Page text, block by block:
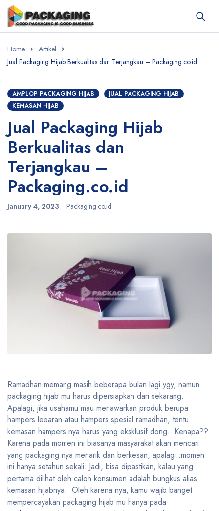
Home
Artikel
Jual Packaging Hijab Berkualitas dan Terjangkau – Packaging.co.id
AMPLOP PACKAGING HIJAB
JUAL PACKAGING HIJAB
KEMASAN HIJAB
Jual Packaging Hijab
Berkualitas dan
Terjangkau –
Packaging.co.id
January 4, 2023 Packaging.co.id
Ramadhan memang masih beberapa bulan lagi ygy, namun
packaging hijab mu harus dipersiapkan dari sekarang.
Apalagi, jika usahamu mau menawarkan produk berupa
hampers lebaran atau hampers spesial ramadhan, tentu
kemasan hampers nya harus yang eksklusif dong. Kenapa??
Karena pada momen ini biasanya masyarakat akan mencari
yang packaging nya menarik dan berkesan, apalagi..momen
ini hanya setahun sekali. Jadi, bisa dipastikan, kalau yang
pertama dilihat oleh calon konsumen adalah bungkus alias
kemasan hijabnya. Oleh karena nya, kamu wajib banget
mempercayakan packaging hijab mu hanya pada